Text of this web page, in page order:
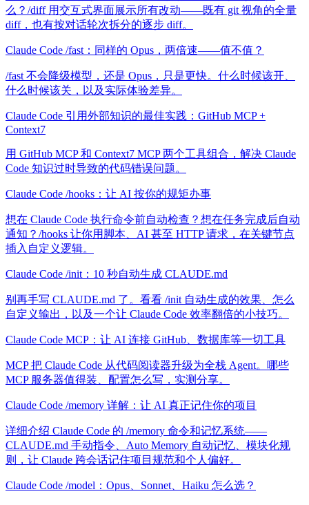
么？/diff 用交互式界面展示所有改动——既有 git 视角的全量
diff，也有按对话轮次拆分的逐步 diff。
Claude Code /fast：同样的 Opus，两倍速——值不值？
/fast 不会降级模型，还是 Opus，只是更快。什么时候该开、
什么时候该关，以及实际体验差异。
Claude Code 引用外部知识的最佳实践：GitHub MCP +
Context7
用 GitHub MCP 和 Context7 MCP 两个工具组合，解决 Claude
Code 知识过时导致的代码错误问题。
Claude Code /hooks：让 AI 按你的规矩办事
想在 Claude Code 执行命令前自动检查？想在任务完成后自动
通知？/hooks 让你用脚本、AI 甚至 HTTP 请求，在关键节点
插入自定义逻辑。
Claude Code /init：10 秒自动生成 CLAUDE.md
别再手写 CLAUDE.md 了。看看 /init 自动生成的效果、怎么
自定义输出，以及一个让 Claude Code 效率翻倍的小技巧。
Claude Code MCP：让 AI 连接 GitHub、数据库等一切工具
MCP 把 Claude Code 从代码阅读器升级为全栈 Agent。哪些
MCP 服务器值得装、配置怎么写，实测分享。
Claude Code /memory 详解：让 AI 真正记住你的项目
详细介绍 Claude Code 的 /memory 命令和记忆系统——
CLAUDE.md 手动指令、Auto Memory 自动记忆、模块化规
则，让 Claude 跨会话记住项目规范和个人偏好。
Claude Code /model：Opus、Sonnet、Haiku 怎么选？